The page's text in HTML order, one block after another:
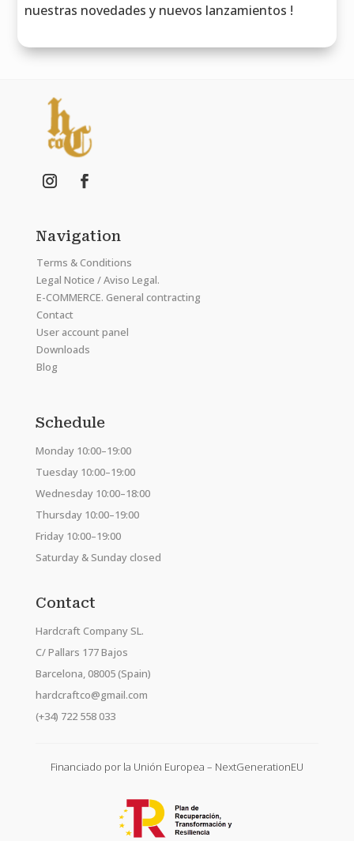
nuestras novedades y nuevos lanzamientos !
Navigation
Terms & Conditions
Legal Notice / Aviso Legal.
E-COMMERCE. General contracting
Contact
User account panel
Downloads
Blog
Schedule
Monday 10:00–19:00
Tuesday 10:00–19:00
Wednesday 10:00–18:00
Thursday 10:00–19:00
Friday 10:00–19:00
Saturday & Sunday closed
Contact
Hardcraft Company SL.
C/ Pallars 177 Bajos
Barcelona, 08005 (Spain)
hardcraftco@gmail.com
(+34) 722 558 033
Financiado por la Unión Europea – NextGenerationEU